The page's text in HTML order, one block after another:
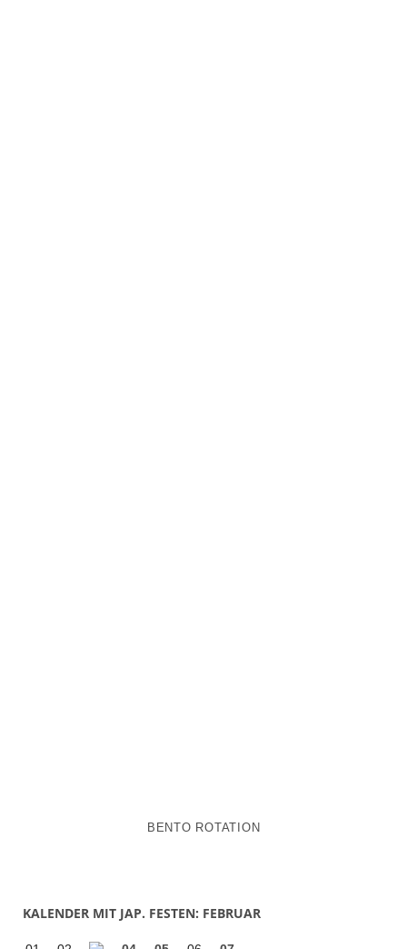
BENTO ROTATION
KALENDER MIT JAP. FESTEN: FEBRUAR